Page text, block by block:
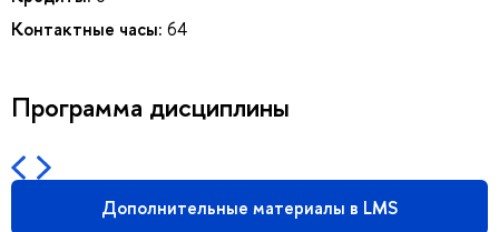
Контактные часы: 64
Программа дисциплины
Дополнительные материалы в LMS